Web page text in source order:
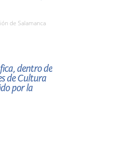
de Salamanca
dentro de
de Cultura
por la